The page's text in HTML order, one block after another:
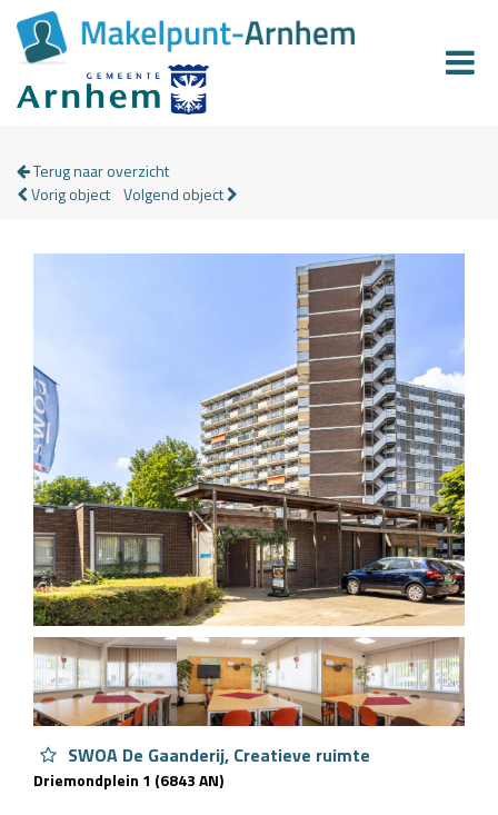
Terug naar overzicht
Vorig object Volgend object
SWOA De Gaanderij, Creatieve ruimte
Driemondplein 1 (6843 AN)